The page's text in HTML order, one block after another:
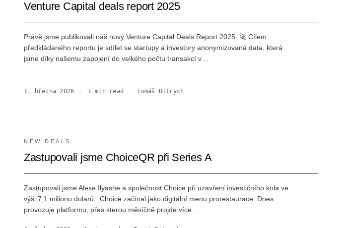
Venture Capital deals report 2025
Právě jsme publikovali náš nový Venture Capital Deals Report 2025. 🚀 Cílem
předkládaného reportu je sdílet se startupy a investory anonymizovaná data, která
jsme díky našemu zapojení do velkého počtu transakcí v…
1. března 2026 · 1min read · Tomáš Ditrych
NEW DEALS
Zastupovali jsme ChoiceQR při Series A
Zastupovali jsme Alexe Ilyashe a společnost Choice při uzavření investičního kola ve
výši 7,1 milionu dolarů. ‍ Choice začínal jako digitální menu prorestaurace. Dnes
provozuje platformu, přes kterou měsíčně projde více …